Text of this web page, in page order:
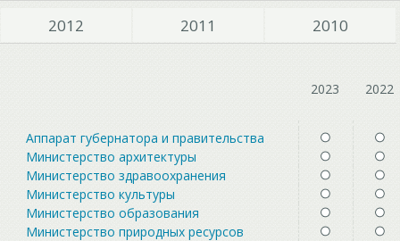
2012 2011 2010
2023 2022
Аппарат губернатора и правительства
Министерство архитектуры
Министерство здравоохранения
Министерство культуры
Министерство образования
Министерство природных ресурсов